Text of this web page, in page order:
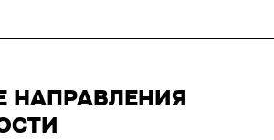
НАПРАВЛЕНИЯ